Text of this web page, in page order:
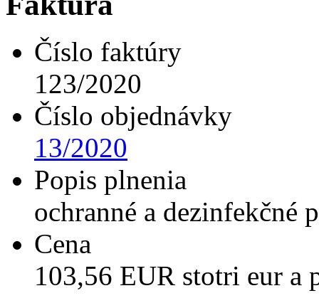
Číslo faktúry
123/2020
Číslo objednávky
13/2020
Popis plnenia
ochranné a dezinfekčné
Cena
103,56 EUR stotri eur a